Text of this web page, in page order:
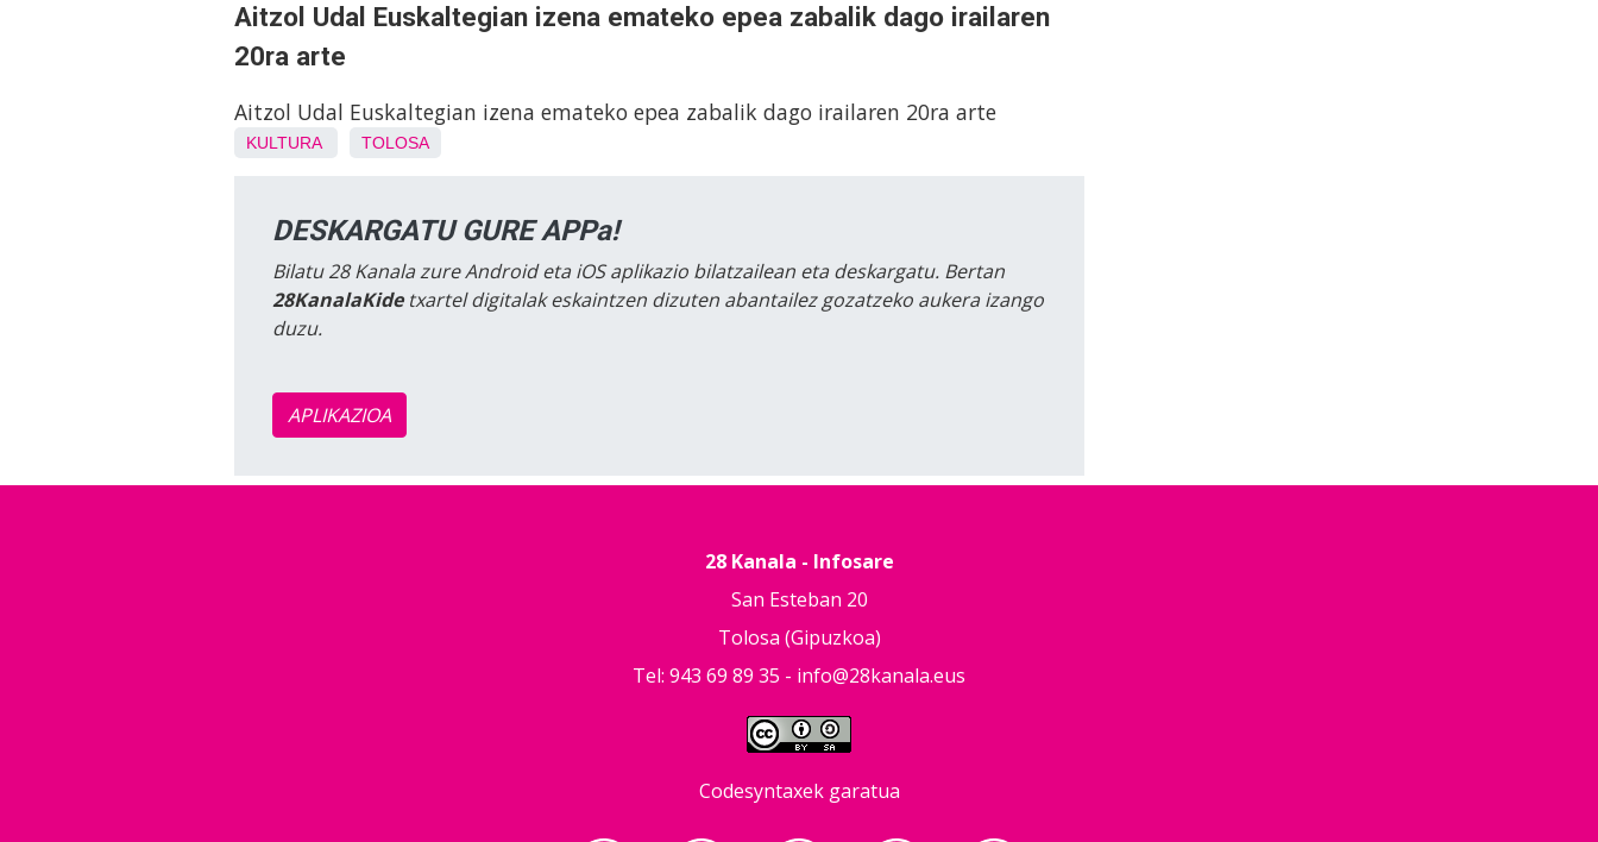
Aitzol Udal Euskaltegian izena emateko epea zabalik dago irailaren
20ra arte
Aitzol Udal Euskaltegian izena emateko epea zabalik dago irailaren 20ra arte
KULTURA TOLOSA
DESKARGATU GURE APPa!
Bilatu 28 Kanala zure Android eta iOS aplikazio bilatzailean eta deskargatu. Bertan
28KanalaKidetxartel digitalak eskaintzen dizuten abantailez gozatzeko aukera izango
duzu.
APLIKAZIOA
28 Kanala - Infosare
San Esteban 20
Tolosa (Gipuzkoa)
Tel: 943 69 89 35 - info@28kanala.eus
Codesyntaxek garatua